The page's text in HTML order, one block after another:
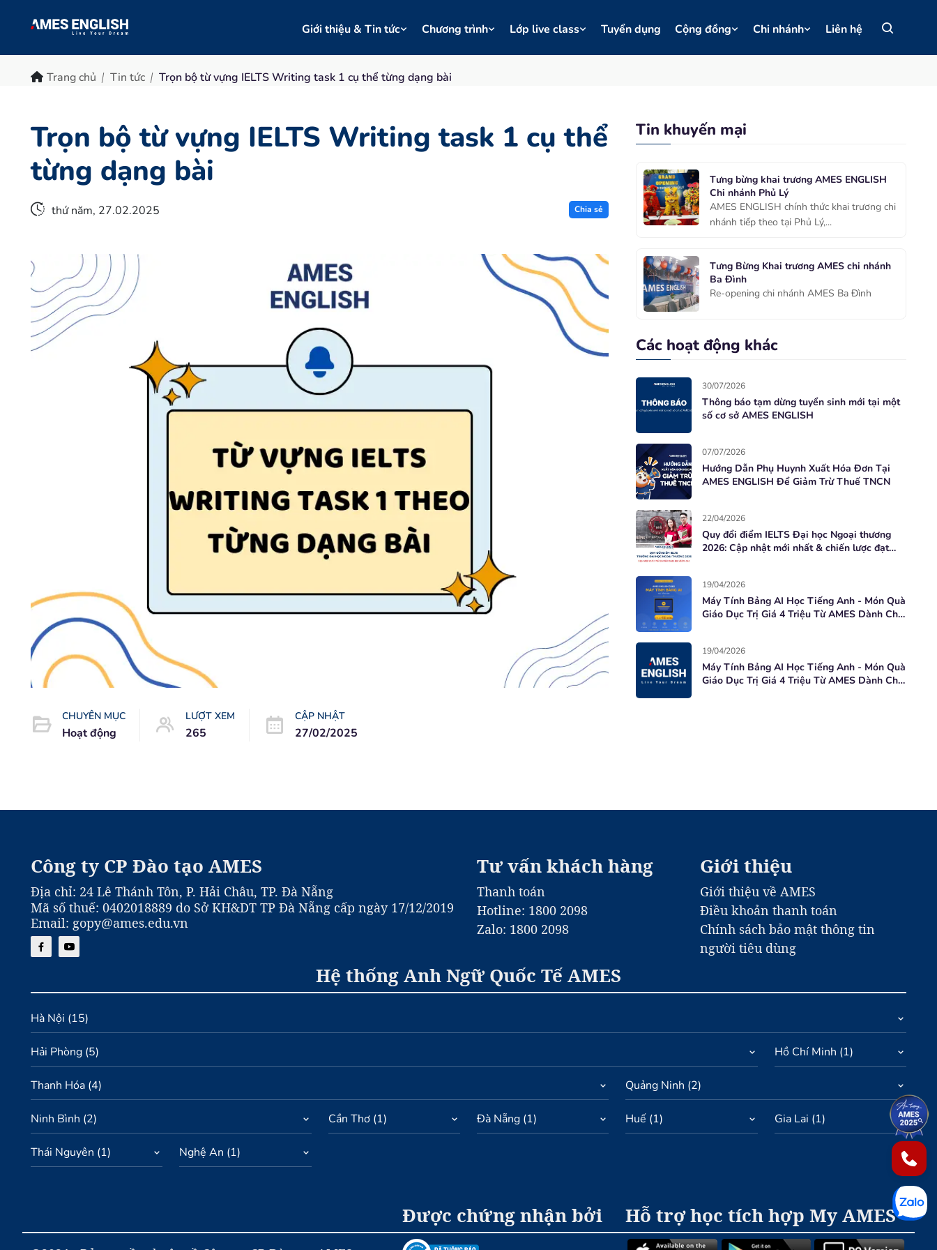
Giới thiệu & Tin tức Chương trình Lớp live class Tuyển dụng Cộng đồng Chi nhánh Liên hệ
Trang chủ Tin tức Trọn bộ từ vựng IELTS Writing task 1 cụ thể từng dạng bài
Trọn bộ từ vựng IELTS Writing task 1 cụ thể
từng dạng bài
thứ năm, 27.02.2025 Chia sẻ
CHUYÊN MỤC
Hoạt động
LƯỢT XEM
265
CẬP NHẬT
27/02/2025
Tin khuyến mại
Tưng bừng khai trương AMES ENGLISH
Chi nhánh Phủ Lý
AMES ENGLISH chính thức khai trương chi
nhánh tiếp theo tại Phủ Lý,...
Tưng Bừng Khai trương AMES chi nhánh
Ba Đình
Re-opening chi nhánh AMES Ba Đình
Các hoạt động khác
30/07/2026
Thông báo tạm dừng tuyển sinh mới tại một
số cơ sở AMES ENGLISH
07/07/2026
Hướng Dẫn Phụ Huynh Xuất Hóa Đơn Tại
AMES ENGLISH Để Giảm Trừ Thuế TNCN
22/04/2026
Quy đổi điểm IELTS Đại học Ngoại thương
2026: Cập nhật mới nhất & chiến lược đạt
19/04/2026
Máy Tính Bảng AI Học Tiếng Anh - Món Quà
Giáo Dục Trị Giá 4 Triệu Từ AMES Dành Cho
19/04/2026
Máy Tính Bảng AI Học Tiếng Anh - Món Quà
Giáo Dục Trị Giá 4 Triệu Từ AMES Dành Cho
Công ty CP Đào tạo AMES
Địa chỉ: 24 Lê Thánh Tôn, P. Hải Châu, TP. Đà Nẵng
Mã số thuế: 0402018889 do Sở KH&DT TP Đà Nẵng cấp ngày 17/12/2019
Email: gopy@ames.edu.vn
Tư vấn khách hàng
Thanh toán
Hotline: 1800 2098
Zalo: 1800 2098
Giới thiệu
Giới thiệu về AMES
Điều khoản thanh toán
Chính sách bảo mật thông tin
người tiêu dùng
Hệ thống Anh Ngữ Quốc Tế AMES
Hà Nội (15)
Hải Phòng (5) Hồ Chí Minh (1)
Thanh Hóa (4) Quảng Ninh (2)
Ninh Bình (2) Cần Thơ(1) Đà Nẵng(1) Huế (1) Gia Lai (1)
Thái Nguyên (1) Nghệ An (1)
Được chứng nhận bởi Hỗ trợ học tích hợp My AMES